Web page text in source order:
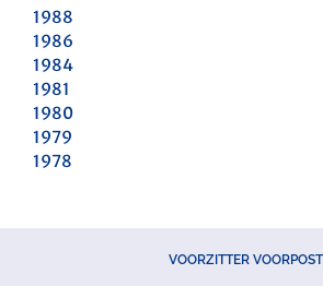
1988
1986
1984
1981
1980
1979
1978
VOORZITTER VOORPOST